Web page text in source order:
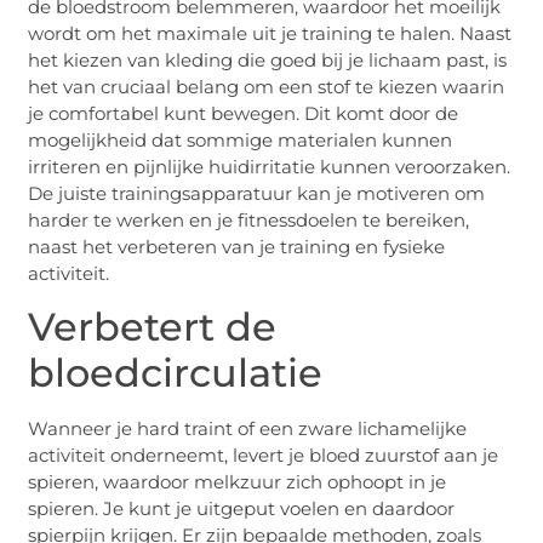
de bloedstroom belemmeren, waardoor het moeilijk
wordt om het maximale uit je training te halen. Naast
het kiezen van kleding die goed bij je lichaam past, is
het van cruciaal belang om een ​​stof te kiezen waarin
je comfortabel kunt bewegen. Dit komt door de
mogelijkheid dat sommige materialen kunnen
irriteren en pijnlijke huidirritatie kunnen veroorzaken.
De juiste trainingsapparatuur kan je motiveren om
harder te werken en je fitnessdoelen te bereiken,
naast het verbeteren van je training en fysieke
activiteit.
Verbetert de
bloedcirculatie
Wanneer je hard traint of een zware lichamelijke
activiteit onderneemt, levert je bloed zuurstof aan je
spieren, waardoor melkzuur zich ophoopt in je
spieren. Je kunt je uitgeput voelen en daardoor
spierpijn krijgen. Er zijn bepaalde methoden, zoals